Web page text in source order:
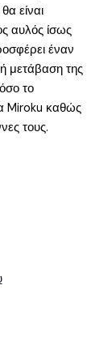
είναι
αυλός ίσως
έναν
μετάβαση της
το
Miroku καθώς
τους.